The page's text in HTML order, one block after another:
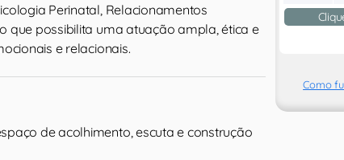
Perinatal, Relacionamentos
que possibilita uma atuação ampla, ética e
e relacionais.
de acolhimento, escuta e construção
Como